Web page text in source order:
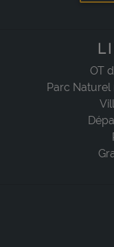
OT
Parc Naturel